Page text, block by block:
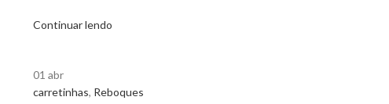
Continuar lendo
01 abr
carretinhas, Reboques